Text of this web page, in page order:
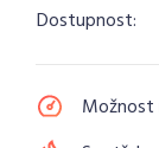
Dostupnost:
Možnost